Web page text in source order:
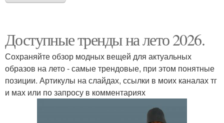
Доступные тренды на лето 2026.
Сохраняйте обзор модных вещей для актуальных
образов на лето - самые трендовые, при этом понятные
позиции. Артикулы на слайдах, ссылки в моих каналах тг
и мах или по запросу в комментариях